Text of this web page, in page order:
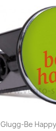
Glugg-Be